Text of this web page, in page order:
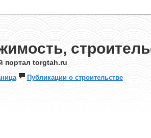
портал torgtah.ru
Публикации о строительстве